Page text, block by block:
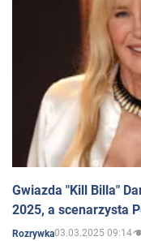
Gwiazda "Kill Billa"
2025, a scenarzysta
Rozrywka03.03.2025 09:14